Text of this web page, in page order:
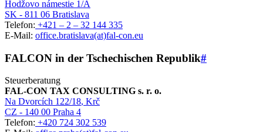
Hodžovo námestie 1/A
SK - 811 06 Bratislava
Telefon: +421 – 2 – 32 144 335
E-Mail: office.bratislava(at)fal-con.eu
FALCON in der Tschechischen Republik#
Steuerberatung
FAL-CON TAX CONSULTING s. r. o.
Na Dvorcích 122/18, Krč
CZ - 140 00 Praha 4
Telefon: +420 724 302 539